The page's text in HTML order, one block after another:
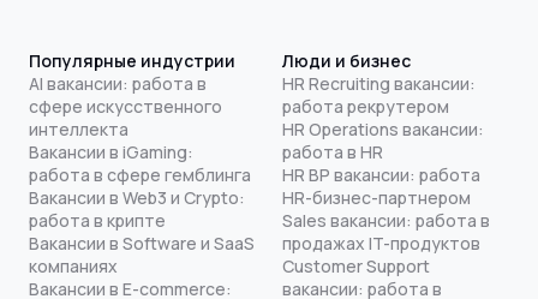
Популярные индустрии
AI вакансии: работа в
сфере искусственного
интеллекта
Вакансии в iGaming:
работа в сфере гемблинга
Вакансии в Web3 и Crypto:
работа в крипте
Вакансии в Software и SaaS
компаниях
Вакансии в E-commerce:
Люди и бизнес
HR Recruiting вакансии:
работа рекрутером
HR Operations вакансии:
работа в HR
HR BP вакансии: работа
HR-бизнес-партнером
Sales вакансии: работа в
продажах IT-продуктов
Customer Support
вакансии: работа в